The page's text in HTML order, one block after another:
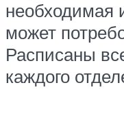
необходимая
может
Расписаны
каждого